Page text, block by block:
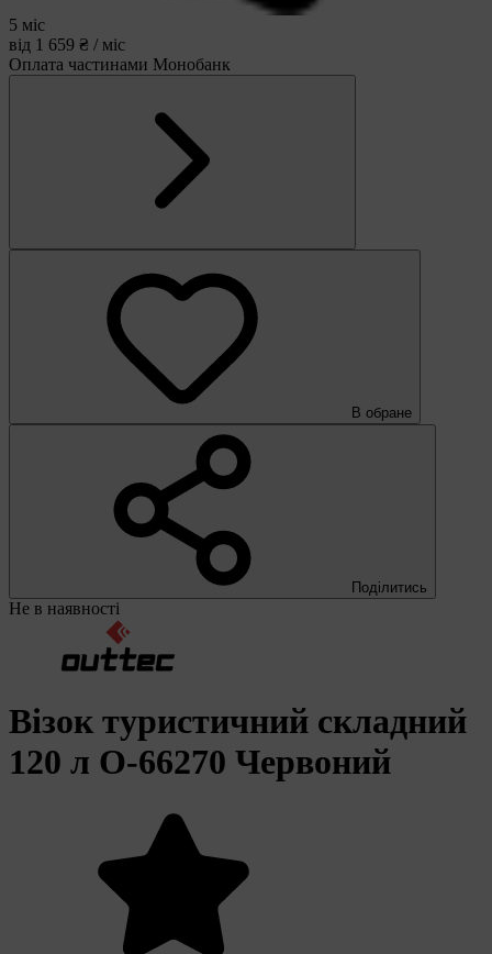
5 міс
від 1 659 ₴ / міс
Оплата частинами Монобанк
В обране
Поділитись
Не в наявності
Візок туристичний складний
120 л O-66270 Червоний